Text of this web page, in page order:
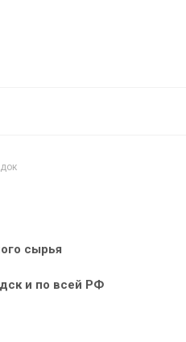
сырья
и по всей РФ